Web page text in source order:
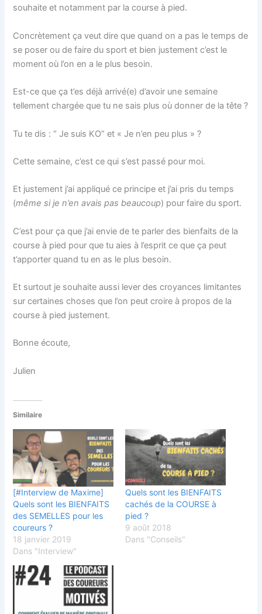
souhaite et notamment par la course à pied.
Concrètement ça veut dire que quand on a pas le temps de
se poser ou de faire du sport et bien justement c’est le
moment où l’on en a le plus besoin.
Est-ce que ça t’es déjà arrivé(e) d’avoir une semaine
tellement chargée que tu ne sais plus où donner de la tête ?
Tu te dis : “ Je suis KO” et « Je n’en peu plus » ?
Cette semaine, c’est ce qui s’est passé pour moi.
Et justement j’ai appliqué ce principe et j’ai pris du temps
(même si je n’en avais pas beaucoup) pour faire du sport.
C’est pour ça que j’ai envie de te parler des bienfaits de la
course à pied pour que tu aies à l’esprit ce que ça peut
t’apporter quand tu en as le plus besoin.
Et surtout je souhaite aussi lever des croyances limitantes
sur certaines choses que l’on peut croire à propos de la
course à pied justement.
Bonne écoute,
Julien
Similaire
[#Interview de Maxime]
Quels sont les BIENFAITS
des SEMELLES pour les
coureurs ?
18 janvier 2019
Dans "Interview"
Quels sont les BIENFAITS
cachés de la COURSE à
pied ?
9 août 2018
Dans "Conseils"